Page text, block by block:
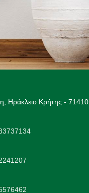
Ηράκλειο Κρήτης - 71410